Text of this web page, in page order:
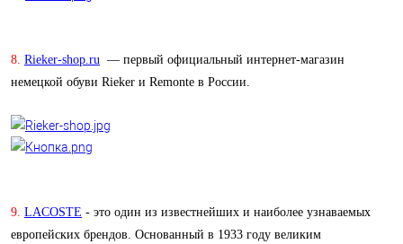
8. Rieker-shop.ru — первый официальный интернет-магазин
немецкой обуви Rieker и Remonte в России.
9. LACOSTE - это один из известнейших и наиболее узнаваемых
европейских брендов. Основанный в 1933 году великим